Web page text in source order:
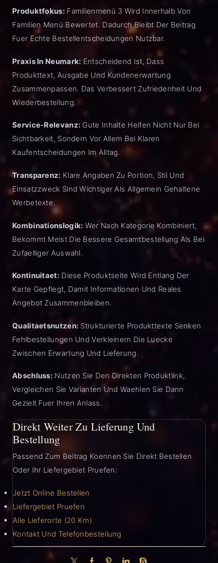
Produktfokus:Familienmenü 3 Wird Innerhalb Von
Familien Menü Bewertet. Dadurch Bleibt Der Beitrag
Fuer Echte Bestellentscheidungen Nutzbar.
Praxis In Neumark: Entscheidend Ist, Dass
Produkttext, Ausgabe Und Kundenerwartung
Zusammenpassen. Das Verbessert Zufriedenheit Und
Wiederbestellung.
Service-Relevanz: Gute Inhalte Helfen Nicht Nur Bei
Sichtbarkeit, Sondern Vor Allem Bei Klaren
Kaufentscheidungen Im Alltag.
Transparenz: Klare Angaben Zu Portion, Stil Und
Einsatzzweck Sind Wichtiger Als Allgemein Gehaltene
Werbetexte.
Kombinationslogik: Wer Nach Kategorie Kombiniert,
Bekommt Meist Die Bessere Gesamtbestellung Als Bei
Zufaelliger Auswahl.
Kontinuitaet:Diese Produktseite Wird Entlang Der
Karte Gepflegt, Damit Informationen Und Reales
Angebot Zusammenbleiben.
Qualitaetsnutzen: Strukturierte Produkttexte Senken
Fehlbestellungen Und Verkleinern Die Luecke
Zwischen Erwartung Und Lieferung.
Abschluss: Nutzen Sie Den Direkten Produktlink,
Vergleichen Sie Varianten Und Waehlen Sie Dann
Gezielt Fuer Ihren Anlass.
Direkt Weiter Zu Lieferung Und
Bestellung
Passend Zum Beitrag Koennen Sie Direkt Bestellen
Oder Ihr Liefergebiet Pruefen:
Jetzt Online Bestellen
Liefergebiet Pruefen
Alle Lieferorte (20 Km)
Kontakt Und Telefonbestellung